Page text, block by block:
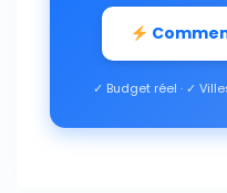
✓ Budget réel · ✓